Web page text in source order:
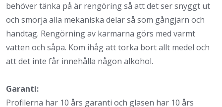
behöver tänka på är rengöring så att det ser snyggt ut
och smörja alla mekaniska delar så som gångjärn och
handtag. Rengörning av karmarna görs med varmt
vatten och såpa. Kom ihåg att torka bort allt medel och
att det inte får innehålla någon alkohol.
Garanti:
Profilerna har 10 års garanti och glasen har 10 års